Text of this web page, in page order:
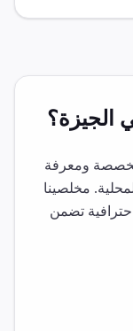
الجيزة؟
ومعرفة
مخلصينا
تضمن